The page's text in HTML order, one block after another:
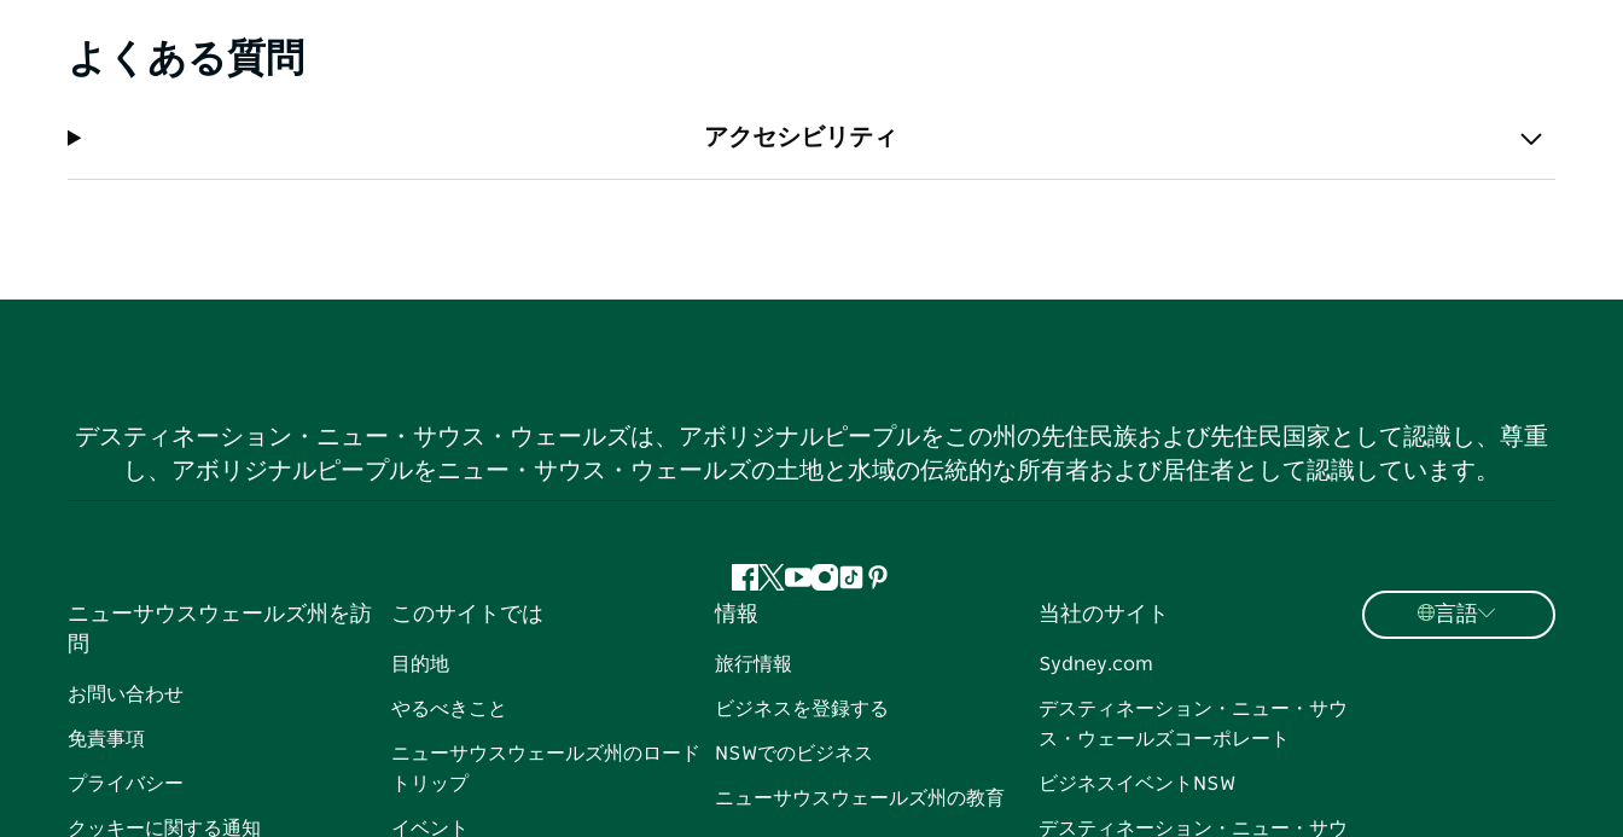
よくある質問
アクセシビリティ
デスティネーション・ニュー・サウス・ウェールズは、アボリジナルピープルをこの州の先住民族および先住民国家として認識し、尊重
し、アボリジナルピープルをニュー・サウス・ウェールズの土地と水域の伝統的な所有者および居住者として認識しています。
フ
ェ
イ
ブ
ッ
ツ
ッ
ー
ユ
ー
ブ
イ
グ
ラ
テ
ト
ピ
ス
ニューサウスウェールズ州を訪
問
お問い合わせ
免責事項
プライバシー
クッキーに関する通知
このサイトでは
目的地
やるべきこと
ニューサウスウェールズ州のロード
トリップ
イベント
情報
旅行情報
ビジネスを登録する
NSWでのビジネス
ニューサウスウェールズ州の教育
当社のサイト
Sydney.com
デスティネーション・ニュー・サウ
ス・ウェールズコーポレート
ビジネスイベントNSW
デスティネーション・ニュー・サウ
言語